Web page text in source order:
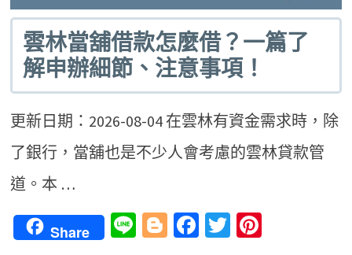
雲林當舖借款怎麼借？一篇了
解申辦細節、注意事項！
更新日期：2026-08-04 在雲林有資金需求時，除
了銀行，當舖也是不少人會考慮的雲林貸款管
道。本 …
Share LineBlogger
Facebook
Twitter